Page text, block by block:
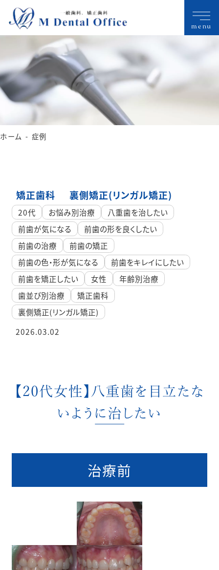
ホーム 症例
矯正歯科 裏側矯正(リンガル矯正)
20代 お悩み別治療
八重歯を治したい
前歯が気になる
前歯の形を良くしたい
前歯の治療
前歯の矯正
前歯の色・形が気になる
前歯をキレイにしたい
前歯を矯正したい
女性
年齢別治療
歯並び別治療
矯正歯科
裏側矯正(リンガル矯正)
2026.03.02
【20代女性】八重歯を目立たな
いように治したい
治療前
menu